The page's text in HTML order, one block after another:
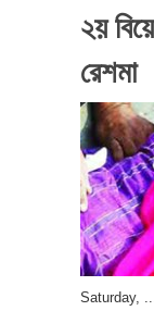
২য়
রেশমা
‎Saturday, ...